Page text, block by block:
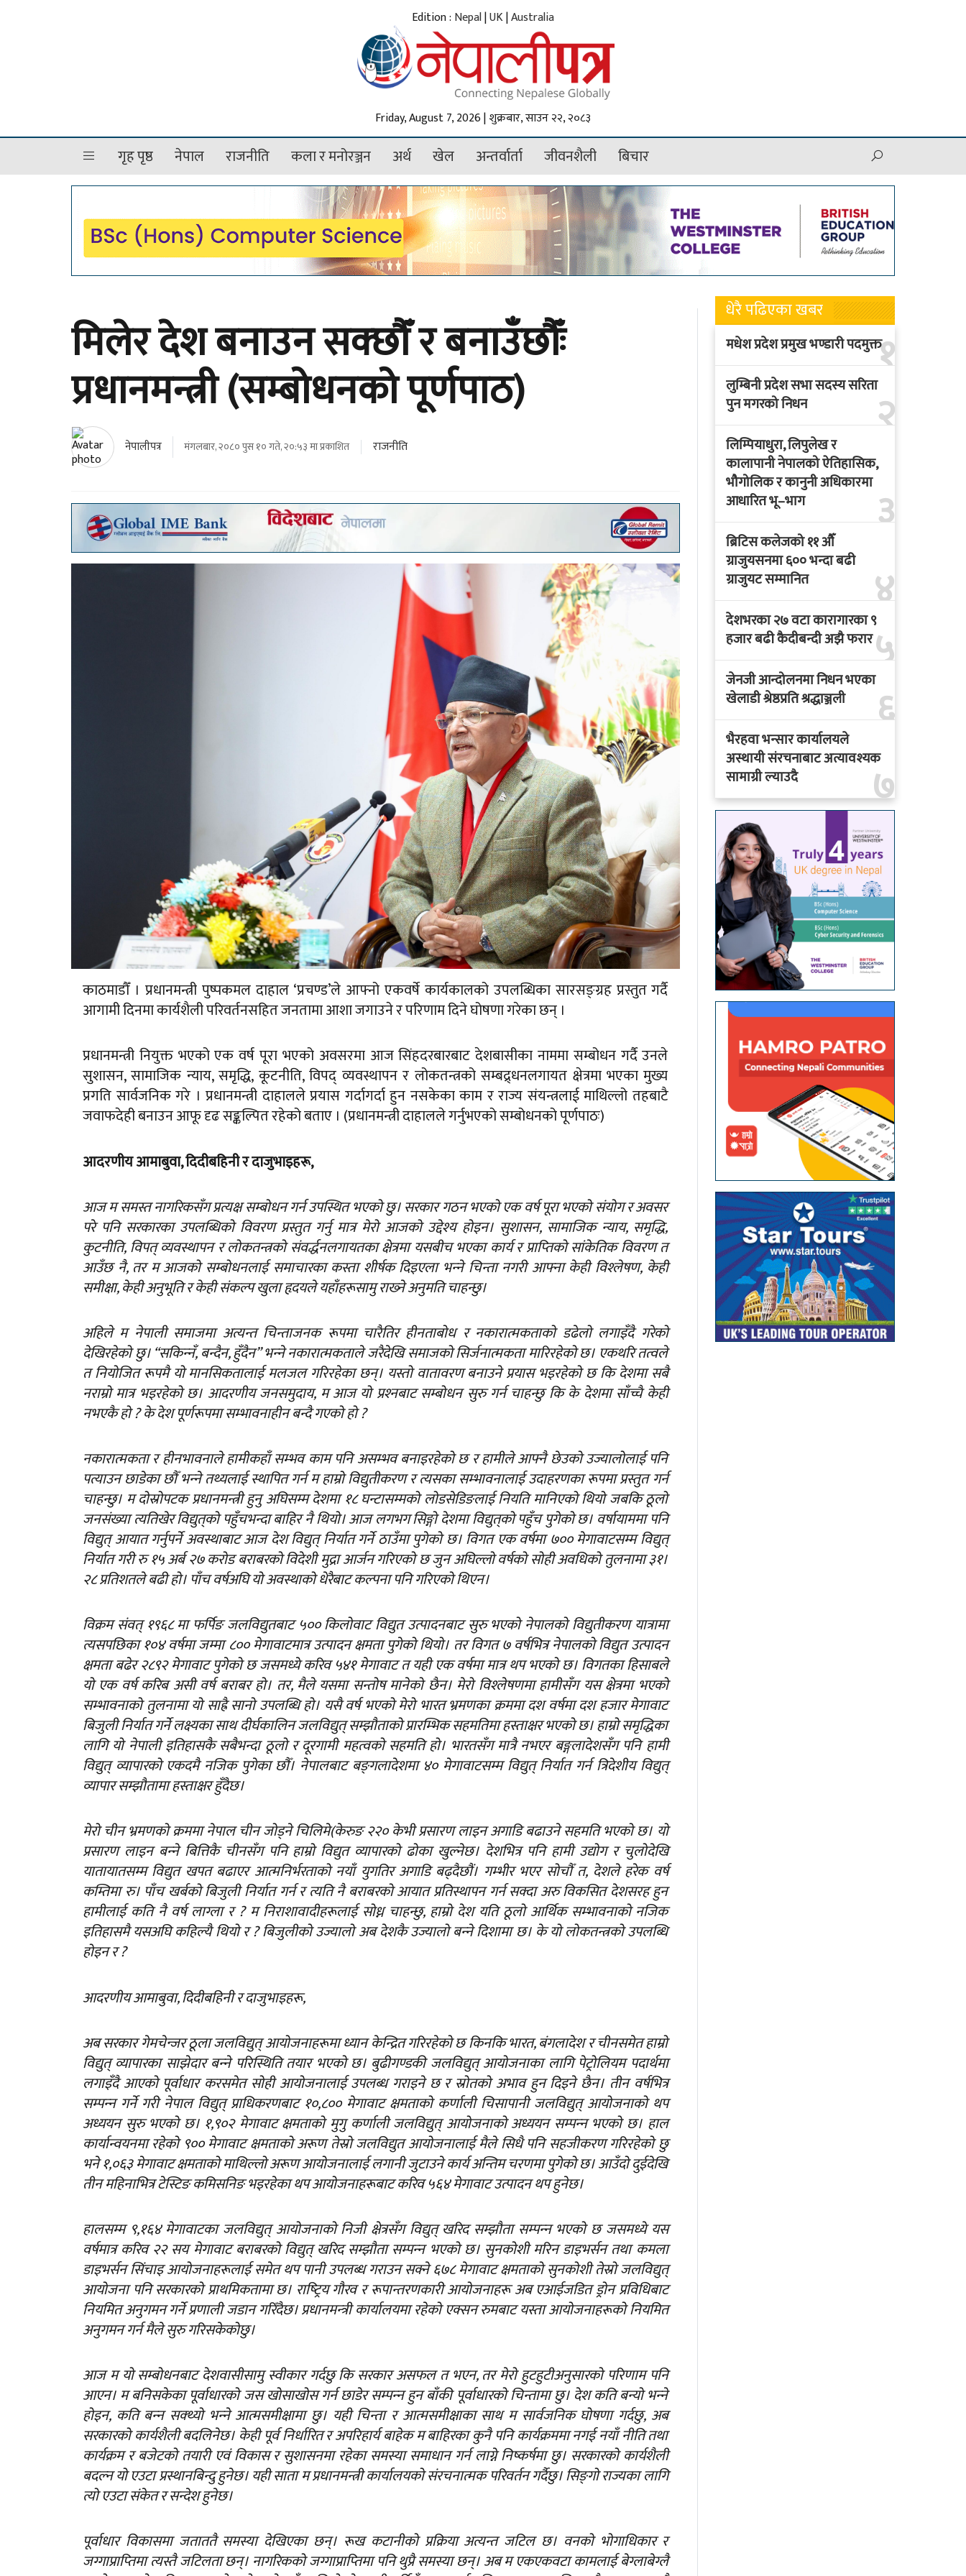
Edition : Nepal|UK|Australia
Friday, August 7, 2026 | शुक्रबार, साउन २२, २०८३
गृह पृष्ठ नेपाल राजनीति कला र मनोरञ्जन अर्थ खेल अन्तर्वार्ता जीवनशैली बिचार
मिलेर देश बनाउन सक्छौँ र बनाउँछौँः
प्रधानमन्त्री (सम्बोधनको पूर्णपाठ)
नेपालीपत्र मंगलबार, २०८० पुस १० गते, २०:५३ मा प्रकाशित राजनीति
काठमाडौँ । प्रधानमन्त्री पुष्पकमल दाहाल ‘प्रचण्ड’ले आफ्नो एकवर्षे कार्यकालको उपलब्धिका सारसङ्ग्रह प्रस्तुत गर्दै
आगामी दिनमा कार्यशैली परिवर्तनसहित जनतामा आशा जगाउने र परिणाम दिने घोषणा गरेका छन् ।
प्रधानमन्त्री नियुक्त भएको एक वर्ष पूरा भएको अवसरमा आज सिंहदरबारबाट देशबासीका नाममा सम्बोधन गर्दै उनले
सुशासन, सामाजिक न्याय, समृद्धि, कूटनीति, विपद् व्यवस्थापन र लोकतन्त्रको सम्बद्र्धनलगायत क्षेत्रमा भएका मुख्य
प्रगति सार्वजनिक गरे । प्रधानमन्त्री दाहालले प्रयास गर्दागर्दा हुन नसकेका काम र राज्य संयन्त्रलाई माथिल्लो तहबाटै
जवाफदेही बनाउन आफू दृढ सङ्कल्पित रहेको बताए । (प्रधानमन्त्री दाहालले गर्नुभएको सम्बोधनको पूर्णपाठः)
आदरणीय आमाबुवा, दिदीबहिनी र दाजुभाइहरू,
आज म समस्त नागरिकसँग प्रत्यक्ष सम्बोधन गर्न उपस्थित भएको छु। सरकार गठन भएको एक वर्ष पूरा भएको संयोग र अवसर
परे पनि सरकारका उपलब्धिको विवरण प्रस्तुत गर्नु मात्र मेरो आजको उद्देश्य होइन। सुशासन, सामाजिक न्याय, समृद्धि,
कुटनीति, विपत् व्यवस्थापन र लोकतन्त्रको संवर्द्धनलगायतका क्षेत्रमा यसबीच भएका कार्य र प्राप्‍तिको सांकेतिक विवरण त
आउँछ नै, तर म आजको सम्बोधनलाई समाचारका कस्ता शीर्षक दिइएला भन्‍ने चिन्ता नगरी आफ्ना केही विश्‍लेषण, केही
समीक्षा, केही अनुभूति र केही संकल्प खुला हृदयले यहाँहरूसामु राख्‍ने अनुमति चाहन्छु।
अहिले म नेपाली समाजमा अत्यन्त चिन्ताजनक रूपमा चारैतिर हीनताबोध र नकारात्मकताको डढेलो लगाइँदै गरेको
देखिरहेको छु। “सकिन्‍नँ, बन्दैन, हुँदैन” भन्‍ने नकारात्मकताले जरैदेखि समाजको सिर्जनात्मकता मारिरहेको छ। एकथरि तत्वले
त नियोजित रूपमै यो मानसिकतालाई मलजल गरिरहेका छन्। यस्तो वातावरण बनाउने प्रयास भइरहेको छ कि देशमा सबै
नराम्रो मात्र भइरहेको छ। आदरणीय जनसमुदाय, म आज यो प्रश्‍नबाट सम्बोधन सुरु गर्न चाहन्छु कि के देशमा साँच्चै केही
नभएकै हो ? के देश पूर्णरूपमा सम्भावनाहीन बन्दै गएको हो ?
नकारात्मकता र हीनभावनाले हामीकहाँ सम्भव काम पनि असम्भव बनाइरहेको छ र हामीले आफ्नै छेउको उज्यालोलाई पनि
पत्याउन छाडेका छौँ भन्‍ने तथ्यलाई स्थापित गर्न म हाम्रो विद्युतीकरण र त्यसका सम्भावनालाई उदाहरणका रूपमा प्रस्तुत गर्न
चाहन्छु। म दोस्रोपटक प्रधानमन्त्री हुनु अघिसम्म देशमा १८ घन्टासम्मको लोडसेडिङलाई नियति मानिएको थियो जबकि ठूलो
जनसंख्या त्यतिखेर विद्युत्‌को पहुँचभन्दा बाहिर नै थियो। आज लगभग सिङ्गो देशमा विद्युत्‌को पहुँच पुगेको छ। वर्षायाममा पनि
विद्युत् आयात गर्नुपर्ने अवस्थाबाट आज देश विद्युत् निर्यात गर्ने ठाउँमा पुगेको छ। विगत एक वर्षमा ७०० मेगावाटसम्म विद्युत्
निर्यात गरी रु १५ अर्ब २७ करोड बराबरको विदेशी मुद्रा आर्जन गरिएको छ जुन अघिल्लो वर्षको सोही अवधिको तुलनामा ३१।
२८ प्रतिशतले बढी हो। पाँच वर्षअघि यो अवस्थाको धेरैबाट कल्पना पनि गरिएको थिएन।
विक्रम संवत् १९६८ मा फर्पिङ जलविद्युतबाट ५०० किलोवाट विद्युत उत्पादनबाट सुरु भएको नेपालको विद्युतीकरण यात्रामा
त्यसपछिका १०४ वर्षमा जम्मा ८०० मेगावाटमात्र उत्पादन क्षमता पुगेको थियो। तर विगत ७ वर्षभित्र नेपालको विद्युत उत्पादन
क्षमता बढेर २८९२ मेगावाट पुगेको छ जसमध्ये करिव ५४१ मेगावाट त यही एक वर्षमा मात्र थप भएको छ। विगतका हिसाबले
यो एक वर्ष करिब असी वर्ष बराबर हो। तर, मैले यसमा सन्तोष मानेको छैन। मेरो विश्‍लेषणमा हामीसँग यस क्षेत्रमा भएको
सम्भावनाको तुलनामा यो साह्रै सानो उपलब्धि हो। यसै वर्ष भएको मेरो भारत भ्रमणका क्रममा दश वर्षमा दश हजार मेगावाट
बिजुली निर्यात गर्ने लक्ष्यका साथ दीर्घकालिन जलविद्युत् सम्झौताको प्रारम्भिक सहमतिमा हस्ताक्षर भएको छ। हाम्रो समृद्धिका
लागि यो नेपाली इतिहासकै सबैभन्दा ठूलो र दूरगामी महत्वको सहमति हो। भारतसँग मात्रै नभएर बङ्गलादेशसँग पनि हामी
विद्युत् व्यापारको एकदमै नजिक पुगेका छौँ। नेपालबाट बङ्‍गलादेशमा ४० मेगावाटसम्म विद्युत् निर्यात गर्न त्रिदेशीय विद्युत्
व्यापार सम्झौतामा हस्ताक्षर हुँदैछ।
मेरो चीन भ्रमणको क्रममा नेपाल चीन जोड्ने चिलिमे(केरुङ २२० केभी प्रसारण लाइन अगाडि बढाउने सहमति भएको छ। यो
प्रसारण लाइन बन्‍ने बित्तिकै चीनसँग पनि हाम्रो विद्युत व्यापारको ढोका खुल्नेछ। देशभित्र पनि हामी उद्योग र चुलोदेखि
यातायातसम्म विद्युत खपत बढाएर आत्मनिर्भरताको नयाँ युगतिर अगाडि बढ्दैछौं। गम्भीर भएर सोचौँ त, देशले हरेक वर्ष
कम्तिमा रु। पाँच खर्बको बिजुली निर्यात गर्न र त्यति नै बराबरको आयात प्रतिस्थापन गर्न सक्दा अरु विकसित देशसरह हुन
हामीलाई कति नै वर्ष लाग्ला र ? म निराशावादीहरूलाई सोध्न चाहन्छु, हाम्रो देश यति ठूलो आर्थिक सम्भावनाको नजिक
इतिहासमै यसअघि कहिल्यै थियो र ? बिजुलीको उज्यालो अब देशकै उज्यालो बन्‍ने दिशामा छ। के यो लोकतन्त्रको उपलब्धि
होइन र ?
आदरणीय आमाबुवा, दिदीबहिनी र दाजुभाइहरू,
अब सरकार गेमचेन्जर ठूला जलविद्युत् आयोजनाहरूमा ध्यान केन्द्रित गरिरहेको छ किनकि भारत, बंगलादेश र चीनसमेत हाम्रो
विद्युत् व्यापारका साझेदार बन्‍ने परिस्थिति तयार भएको छ। बुढीगण्डकी जलविद्युत् आयोजनाका लागि पेट्रोलियम पदार्थमा
लगाइँदै आएको पूर्वाधार करसमेत सोही आयोजनालाई उपलब्ध गराइने छ र स्रोतको अभाव हुन दिइने छैन। तीन वर्षभित्र
सम्पन्‍न गर्ने गरी नेपाल विद्युत् प्राधिकरणबाट १०,८०० मेगावाट क्षमताको कर्णाली चिसापानी जलविद्युत् आयोजनाको थप
अध्ययन सुरु भएको छ। १,९०२ मेगावाट क्षमताको मुगु कर्णाली जलविद्युत् आयोजनाको अध्ययन सम्पन्‍न भएको छ। हाल
कार्यान्वयनमा रहेको ९०० मेगावाट क्षमताको अरूण तेस्रो जलविद्युत आयोजनालाई मैले सिधै पनि सहजीकरण गरिरहेको छु
भने १,०६३ मेगावाट क्षमताको माथिल्लो अरूण आयोजनालाई लगानी जुटाउने कार्य अन्तिम चरणमा पुगेको छ। आउँदो दुईदेखि
तीन महिनाभित्र टेस्टिङ कमिसनिङ भइरहेका थप आयोजनाहरूबाट करिव ५६४ मेगावाट उत्पादन थप हुनेछ।
हालसम्म ९,१६४ मेगावाटका जलविद्युत् आयोजनाको निजी क्षेत्रसँग विद्युत् खरिद सम्झौता सम्पन्‍न भएको छ जसमध्ये यस
वर्षमात्र करिव २२ सय मेगावाट बराबरको विद्युत् खरिद सम्झौता सम्पन्‍न भएको छ। सुनकोशी मरिन डाइभर्सन तथा कमला
डाइभर्सन सिंचाइ आयोजनाहरूलाई समेत थप पानी उपलब्ध गराउन सक्ने ६७८ मेगावाट क्षमताको सुनकोशी तेस्रो जलविद्युत्
आयोजना पनि सरकारको प्राथमिकतामा छ। राष्‍ट्रिय गौरव र रूपान्तरणकारी आयोजनाहरू अब एआईजडित ड्रोन प्रविधिबाट
नियमित अनुगमन गर्ने प्रणाली जडान गरिँदैछ। प्रधानमन्‍त्री कार्यालयमा रहेको एक्सन रुमबाट यस्ता आयोजनाहरूको नियमित
अनुगमन गर्न मैले सुरु गरिसकेकोछु।
आज म यो सम्बोधनबाट देशवासीसामु स्वीकार गर्दछु कि सरकार असफल त भएन, तर मेरो हुटहुटीअनुसारको परिणाम पनि
आएन। म बनिसकेका पूर्वाधारको जस खोसाखोस गर्न छाडेर सम्पन्‍न हुन बाँकी पूर्वाधारको चिन्तामा छु। देश कति बन्यो भन्‍ने
होइन, कति बन्‍न सक्थ्यो भन्‍ने आत्मसमीक्षामा छु। यही चिन्ता र आत्मसमीक्षाका साथ म सार्वजनिक घोषणा गर्दछु, अब
सरकारको कार्यशैली बदलिनेछ। केही पूर्व निर्धारित र अपरिहार्य बाहेक म बाहिरका कुनै पनि कार्यक्रममा नगई नयाँ नीति तथा
कार्यक्रम र बजेटको तयारी एवं विकास र सुशासनमा रहेका समस्या समाधान गर्न लाग्ने निष्कर्षमा छु। सरकारको कार्यशैली
बदल्न यो एउटा प्रस्थानबिन्दु हुनेछ। यही साता म प्रधानमन्त्री कार्यालयको संरचनात्मक परिवर्तन गर्दैछु। सिङ्‍गो राज्यका लागि
त्यो एउटा संकेत र सन्देश हुनेछ।
पूर्वाधार विकासमा जताततै समस्या देखिएका छन्। रूख कटानीको प्रक्रिया अत्यन्त जटिल छ। वनको भोगाधिकार र
जग्गाप्राप्‍तिमा त्यस्तै जटिलता छन्। नागरिकको जग्गाप्राप्‍तिमा पनि थुप्रै समस्या छन्। अब म एकएकवटा कामलाई बेग्लाबेग्लै
धेरै पढिएका खबर
१
मधेश प्रदेश प्रमुख भण्डारी पदमुक्त
२
लुम्बिनी प्रदेश सभा सदस्य सरिता
पुन मगरको निधन
३
लिम्पियाधुरा, लिपुलेख र
कालापानी नेपालको ऐतिहासिक,
भौगोलिक र कानुनी अधिकारमा
आधारित भू–भाग
४
ब्रिटिस कलेजको ११ औँ
ग्राजुयसनमा ६०० भन्दा बढी
ग्राजुयट सम्मानित
५
देशभरका २७ वटा कारागारका ९
हजार बढी कैदीबन्दी अझै फरार
६
जेनजी आन्दोलनमा निधन भएका
खेलाडी श्रेष्ठप्रति श्रद्धाञ्जली
७
भैरहवा भन्सार कार्यालयले
अस्थायी संरचनाबाट अत्यावश्यक
सामाग्री ल्याउदै